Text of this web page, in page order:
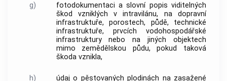
g)
fotodokumentaci a slovní popis viditelných
škod vzniklých v intravilánu, na dopravní
infrastruktuře, porostech, půdě, technické
infrastruktuře, prvcích vodohospodářské
infrastruktury nebo na jiných objektech
mimo zemědělskou půdu, pokud taková
škoda vznikla,
h)
údaj o pěstovaných plodinách na zasažené